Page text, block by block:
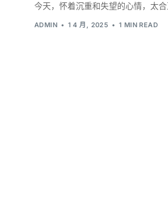
今天，怀着沉重和失望的心情，太
ADMIN 1 4 月, 2025 1 MIN READ